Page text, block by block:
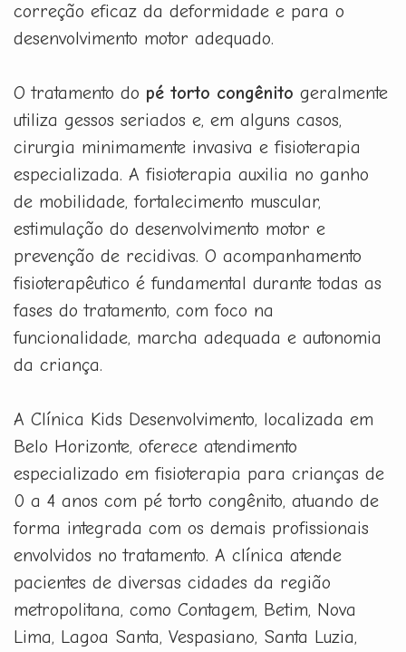
correção eficaz da deformidade e para o
desenvolvimento motor adequado.
O tratamento do pé torto congênito geralmente
utiliza gessos seriados e, em alguns casos,
cirurgia minimamente invasiva e fisioterapia
especializada. A fisioterapia auxilia no ganho
de mobilidade, fortalecimento muscular,
estimulação do desenvolvimento motor e
prevenção de recidivas. O acompanhamento
fisioterapêutico é fundamental durante todas as
fases do tratamento, com foco na
funcionalidade, marcha adequada e autonomia
da criança.
A Clínica Kids Desenvolvimento, localizada em
Belo Horizonte, oferece atendimento
especializado em fisioterapia para crianças de
0 a 4 anos com pé torto congênito, atuando de
forma integrada com os demais profissionais
envolvidos no tratamento. A clínica atende
pacientes de diversas cidades da região
metropolitana, como Contagem, Betim, Nova
Lima, Lagoa Santa, Vespasiano, Santa Luzia,